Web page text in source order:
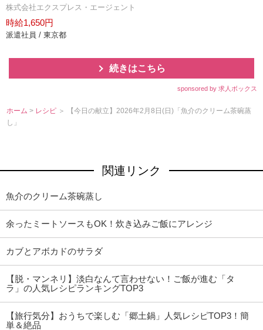
株式会社エクスプレス・エージェント
時給1,650円
派遣社員 / 東京都
続きはこちら
sponsored by 求人ボックス
ホーム > レシピ ＞ 【今日の献立】2026年2月8日(日)「魚介のクリーム茶碗蒸
し」
関連リンク
魚介のクリーム茶碗蒸し
余ったミートソースもOK！炊き込みご飯にアレンジ
カブとアボカドのサラダ
【脱・マンネリ】淡白なんて言わせない！ご飯が進む「タ
ラ」の人気レシピランキングTOP3
【旅行気分】おうちで楽しむ「郷土鍋」人気レシピTOP3！簡
単＆絶品